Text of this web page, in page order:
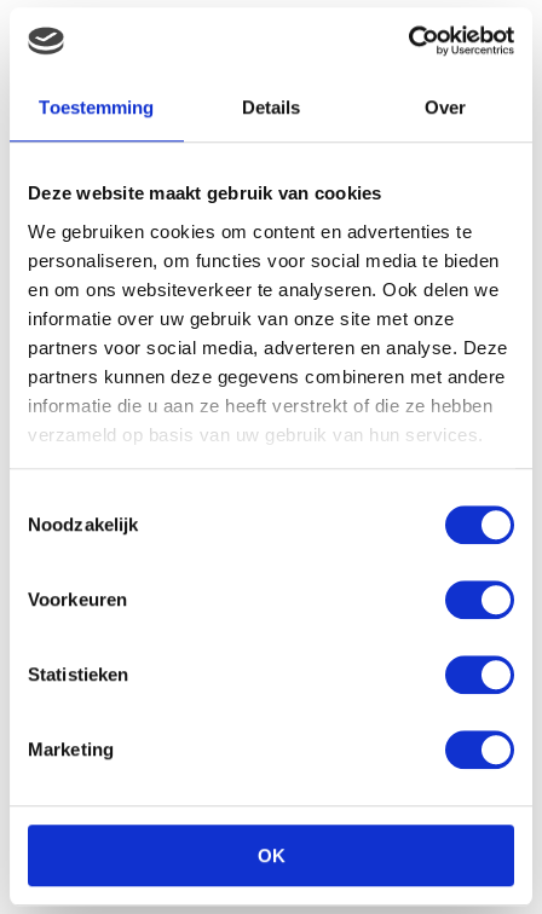
Toestemming Details Over
Deze website maakt gebruik van cookies
We gebruiken cookies om content en advertenties te
personaliseren, om functies voor social media te bieden
en om ons websiteverkeer te analyseren. Ook delen we
informatie over uw gebruik van onze site met onze
partners voor social media, adverteren en analyse. Deze
partners kunnen deze gegevens combineren met andere
informatie die u aan ze heeft verstrekt of die ze hebben
verzameld op basis van uw gebruik van hun services.
Noodzakelijk
Voorkeuren
Statistieken
Marketing
OK
Aanbieding!
Borstkolf SCF330 met fles
(125ml)
prijs